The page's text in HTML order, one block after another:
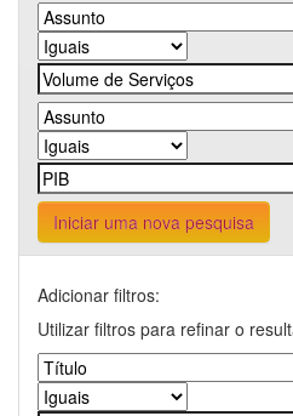
Iniciar uma nova pesquisa
Adicionar filtros:
Utilizar filtros para refinar o